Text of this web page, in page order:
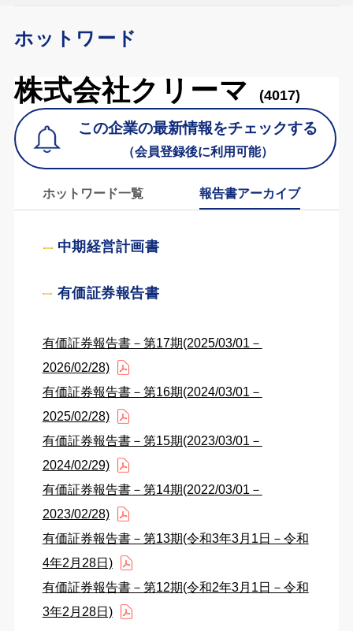
ホットワード
株式会社クリーマ (4017)
この企業の最新情報をチェックする
（会員登録後に利用可能）
ホットワード一覧 報告書アーカイブ
中期経営計画書
有価証券報告書
有価証券報告書－第17期(2025/03/01－
2026/02/28)
有価証券報告書－第16期(2024/03/01－
2025/02/28)
有価証券報告書－第15期(2023/03/01－
2024/02/29)
有価証券報告書－第14期(2022/03/01－
2023/02/28)
有価証券報告書－第13期(令和3年3月1日－令和
4年2月28日)
有価証券報告書－第12期(令和2年3月1日－令和
3年2月28日)